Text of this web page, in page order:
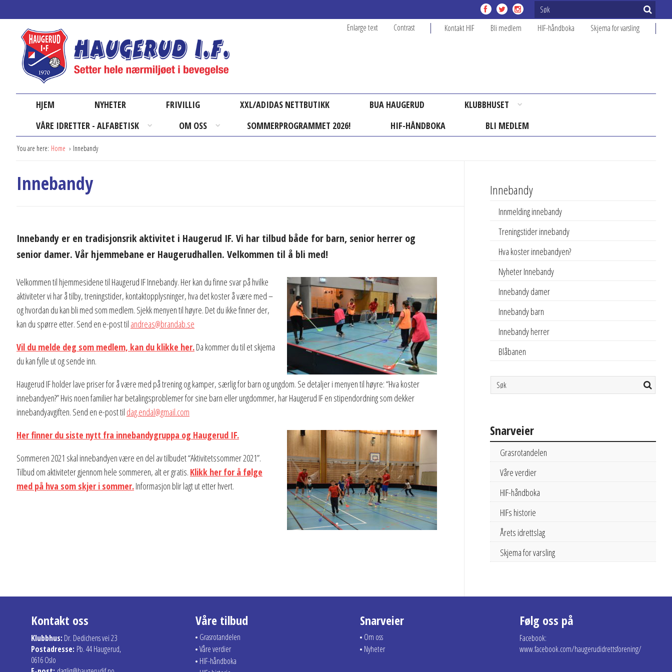
Enlarge text Contrast Kontakt HIF Bli medlem HIF-håndboka Skjema for varsling
HJEM NYHETER FRIVILLIG XXL/ADIDAS NETTBUTIKK BUA HAUGERUD
KLUBBHUSET
VÅRE IDRETTER - ALFABETISK
OM OSS SOMMERPROGRAMMET 2026! HIF-HÅNDBOKA BLI MEDLEM
You are here: Home Innebandy
Innebandy
Innebandy er en tradisjonsrik aktivitet i Haugerud IF. Vi har tilbud både for barn, senior herrer og
senior damer. Vår hjemmebane er Haugerudhallen. Velkommen til å bli med!
Velkommen til hjemmesidene til Haugerud IF Innebandy. Her kan du finne svar på hvilke
aktiviteter vi har å tilby, treningstider, kontaktopplysninger, hva det koster å være med –
og hvordan du kan bli med som medlem. Sjekk menyen til høyre. Det du ikke finner der,
kan du spørre etter. Send en e-post til andreas@brandab.se
Vil du melde deg som medlem, kan du klikke her.Da kommer du til et skjema
du kan fylle ut og sende inn.
Haugerud IF holder lave priser for å være med på trening og kamper, særlig for barn og ungdom. Se detaljer i menyen til høyre: “Hva koster
innebandyen?” Hvis noen familier har betalingsproblemer for sine barn eller ungdommer, har Haugerud IF en stipendordning som dekker
innebandyavgiften. Send en e-post til dag.endal@gmail.com
Her finner du siste nytt fra innebandygruppa og Haugerud IF.
Sommeren 2021 skal innebandyen være en del av tilbudet “Aktivitetssommer 2021”.
Tilbud om aktiviteter gjennom hele sommeren, alt er gratis. Klikk her for å følge
med på hva som skjer i sommer.Informasjon blir lagt ut etter hvert.
Innebandy
Innmelding innebandy
Treningstider innebandy
Hva koster innebandyen?
Nyheter Innebandy
Innebandy damer
Innebandy barn
Innebandy herrer
Blåbanen
Snarveier
Grasrotandelen
Våre verdier
HIF-håndboka
HIFs historie
Årets idrettslag
Skjema for varsling
Kontakt oss
Klubbhus: Dr. Dedichens vei 23
Postadresse: Pb. 44 Haugerud,
0616 Oslo
Våre tilbud
Grasrotandelen
Våre verdier
HIF-håndboka
Snarveier
Om oss
Nyheter
Følg oss på
Facebook:
www.facebook.com/haugerudidrettsforening/